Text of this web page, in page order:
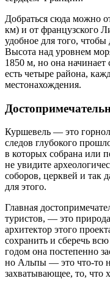
Добраться сюда можно
км) и от французского
удобное для того, чтобы
Высота над уровнем
1850 м, но она
есть четыре района,
местонахождения.
Куршевель — это
следов глубокого
в которых собрана или
не увидите
соборов, церквей и так
для этого.
Главная
туристов, — это
архитектор этого
сохранить и сберечь
годом она постепенно
но Альпы — это что-то
захватывающее, то, что